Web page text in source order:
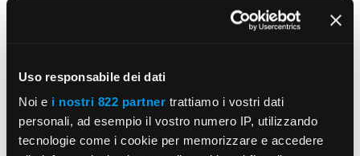
Uso responsabile dei dati
Noi e i nostri 822 partner trattiamo i vostri dati
personali, ad esempio il vostro numero IP, utilizzando
tecnologie come i cookie per memorizzare e accedere